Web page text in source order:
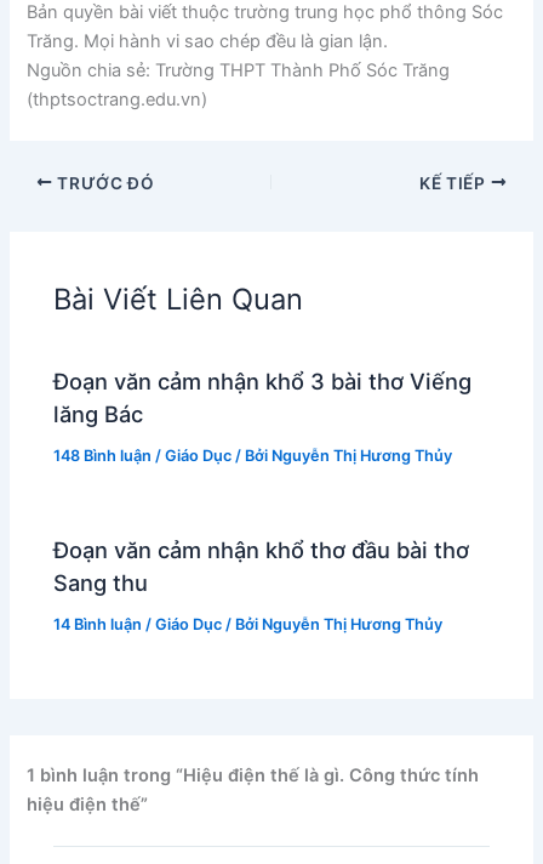
Bản quyền bài viết thuộc trường trung học phổ thông Sóc
Trăng. Mọi hành vi sao chép đều là gian lận.
Nguồn chia sẻ: Trường THPT Thành Phố Sóc Trăng
(thptsoctrang.edu.vn)
TRƯỚC ĐÓ KẾ TIẾP
Bài Viết Liên Quan
Đoạn văn cảm nhận khổ 3 bài thơ Viếng
lăng Bác
148 Bình luận /Giáo Dục / Bởi Nguyễn Thị Hương Thủy
Đoạn văn cảm nhận khổ thơ đầu bài thơ
Sang thu
14 Bình luận /Giáo Dục / Bởi Nguyễn Thị Hương Thủy
1 bình luận trong “Hiệu điện thế là gì. Công thức tính
hiệu điện thế”